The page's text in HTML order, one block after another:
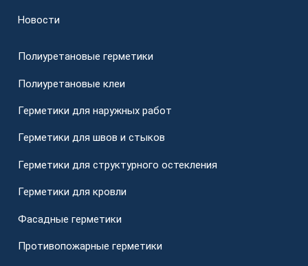
Новости
Полиуретановые герметики
Полиуретановые клеи
Герметики для наружных работ
Герметики для швов и стыков
Герметики для структурного остекления
Герметики для кровли
Фасадные герметики
Противопожарные герметики